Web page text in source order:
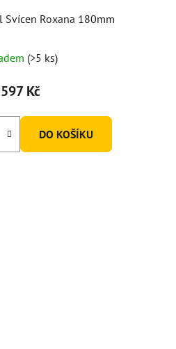
Svícen Roxana 180mm
(>5 ks)
597 Kč
DO KOŠÍKU